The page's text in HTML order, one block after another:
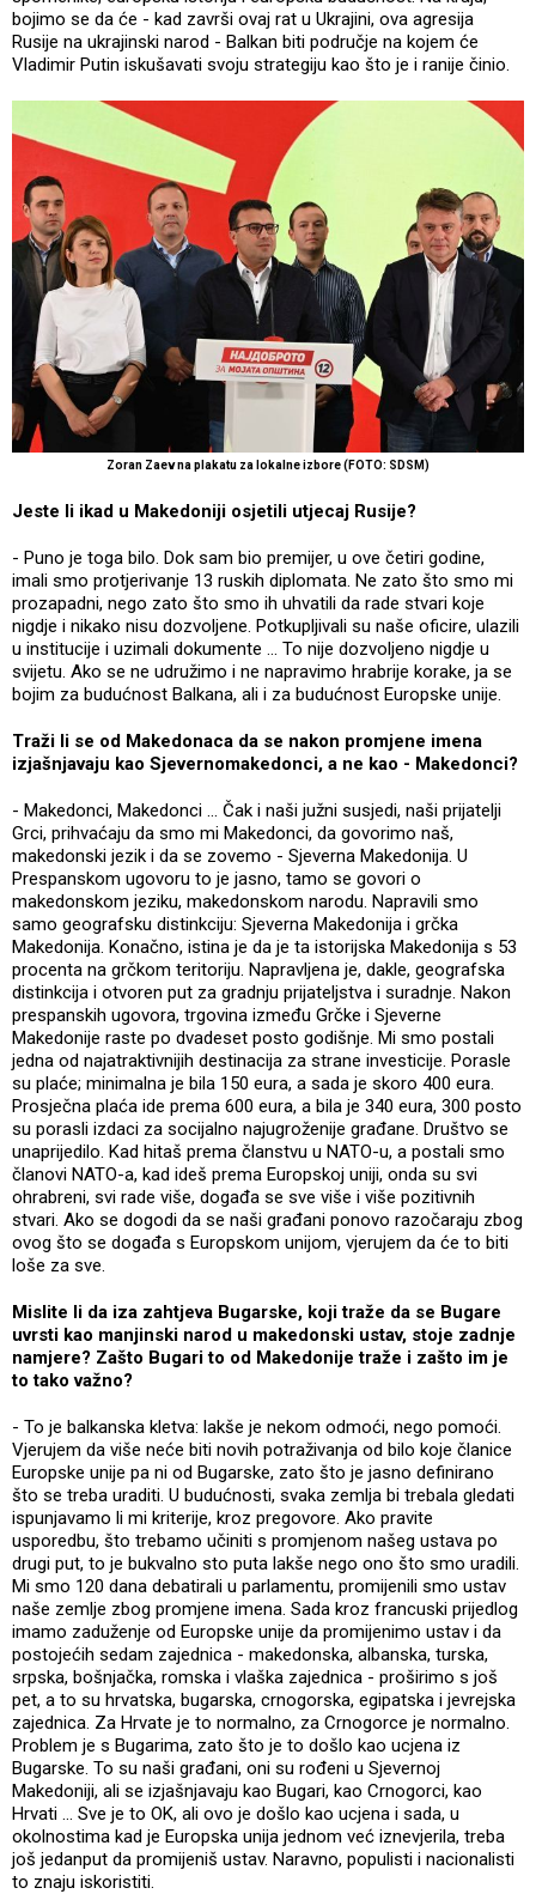
bojimo se da će - kad završi ovaj rat u Ukrajini, ova agresija
Rusije na ukrajinski narod - Balkan biti područje na kojem će
Vladimir Putin iskušavati svoju strategiju kao što je i ranije činio.
Zoran Zaev na plakatu za lokalne izbore (FOTO: SDSM)
Jeste li ikad u Makedoniji osjetili utjecaj Rusije?
- Puno je toga bilo. Dok sam bio premijer, u ove četiri godine,
imali smo protjerivanje 13 ruskih diplomata. Ne zato što smo mi
prozapadni, nego zato što smo ih uhvatili da rade stvari koje
nigdje i nikako nisu dozvoljene. Potkupljivali su naše oficire, ulazili
u institucije i uzimali dokumente ... To nije dozvoljeno nigdje u
svijetu. Ako se ne udružimo i ne napravimo hrabrije korake, ja se
bojim za budućnost Balkana, ali i za budućnost Europske unije.
Traži li se od Makedonaca da se nakon promjene imena
izjašnjavaju kao Sjevernomakedonci, a ne kao - Makedonci?
- Makedonci, Makedonci ... Čak i naši južni susjedi, naši prijatelji
Grci, prihvaćaju da smo mi Makedonci, da govorimo naš,
makedonski jezik i da se zovemo - Sjeverna Makedonija. U
Prespanskom ugovoru to je jasno, tamo se govori o
makedonskom jeziku, makedonskom narodu. Napravili smo
samo geografsku distinkciju: Sjeverna Makedonija i grčka
Makedonija. Konačno, istina je da je ta istorijska Makedonija s 53
procenta na grčkom teritoriju. Napravljena je, dakle, geografska
distinkcija i otvoren put za gradnju prijateljstva i suradnje. Nakon
prespanskih ugovora, trgovina između Grčke i Sjeverne
Makedonije raste po dvadeset posto godišnje. Mi smo postali
jedna od najatraktivnijih destinacija za strane investicije. Porasle
su plaće; minimalna je bila 150 eura, a sada je skoro 400 eura.
Prosječna plaća ide prema 600 eura, a bila je 340 eura, 300 posto
su porasli izdaci za socijalno najugroženije građane. Društvo se
unaprijedilo. Kad hitaš prema članstvu u NATO-u, a postali smo
članovi NATO-a, kad ideš prema Europskoj uniji, onda su svi
ohrabreni, svi rade više, događa se sve više i više pozitivnih
stvari. Ako se dogodi da se naši građani ponovo razočaraju zbog
ovog što se događa s Europskom unijom, vjerujem da će to biti
loše za sve.
Mislite li da iza zahtjeva Bugarske, koji traže da se Bugare
uvrsti kao manjinski narod u makedonski ustav, stoje zadnje
namjere? Zašto Bugari to od Makedonije traže i zašto im je
to tako važno?
- To je balkanska kletva: lakše je nekom odmoći, nego pomoći.
Vjerujem da više neće biti novih potraživanja od bilo koje članice
Europske unije pa ni od Bugarske, zato što je jasno definirano
što se treba uraditi. U budućnosti, svaka zemlja bi trebala gledati
ispunjavamo li mi kriterije, kroz pregovore. Ako pravite
usporedbu, što trebamo učiniti s promjenom našeg ustava po
drugi put, to je bukvalno sto puta lakše nego ono što smo uradili.
Mi smo 120 dana debatirali u parlamentu, promijenili smo ustav
naše zemlje zbog promjene imena. Sada kroz francuski prijedlog
imamo zaduženje od Europske unije da promijenimo ustav i da
postojećih sedam zajednica - makedonska, albanska, turska,
srpska, bošnjačka, romska i vlaška zajednica - proširimo s još
pet, a to su hrvatska, bugarska, crnogorska, egipatska i jevrejska
zajednica. Za Hrvate je to normalno, za Crnogorce je normalno.
Problem je s Bugarima, zato što je to došlo kao ucjena iz
Bugarske. To su naši građani, oni su rođeni u Sjevernoj
Makedoniji, ali se izjašnjavaju kao Bugari, kao Crnogorci, kao
Hrvati ... Sve je to OK, ali ovo je došlo kao ucjena i sada, u
okolnostima kad je Europska unija jednom već iznevjerila, treba
još jedanput da promijeniš ustav. Naravno, populisti i nacionalisti
to znaju iskoristiti.